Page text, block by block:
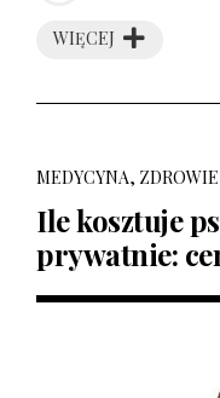
WIĘCEJ
MEDYCYNA, ZDROWIE
Ile kosztuje
prywatnie: